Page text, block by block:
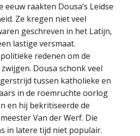
eeuw raakten Dousa’s Leidse
Ze kregen niet veel
geschreven in het Latijn,
lastige versmaat.
redenen om de
Dousa schonk veel
tussen katholieke en
in de roemruchte oorlog
en hij bekritiseerde de
Van der Werf. Die
in latere tijd niet populair.